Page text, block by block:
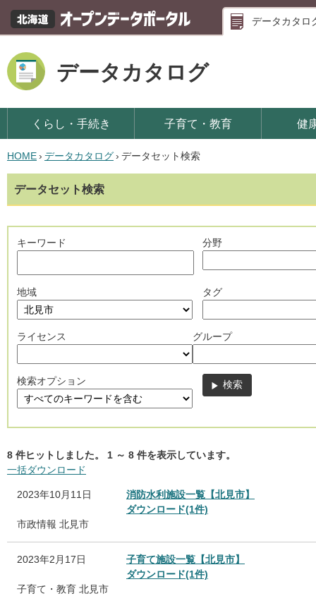
データカタロ
データカタログ
くらし・手続き 子育て・教育 健
HOME› データカタログ› データセット検索
データセット検索
キーワード 分野
地域 タグ
ライセンス グループ
検索オプション
8 件ヒットしました。 1 ～ 8 件を表示しています。
一括ダウンロード
2023年10月11日
消防水利施設一覧【北見市】
ダウンロード(1件)
市政情報 北見市
2023年2月17日
子育て施設一覧【北見市】
ダウンロード(1件)
子育て・教育 北見市